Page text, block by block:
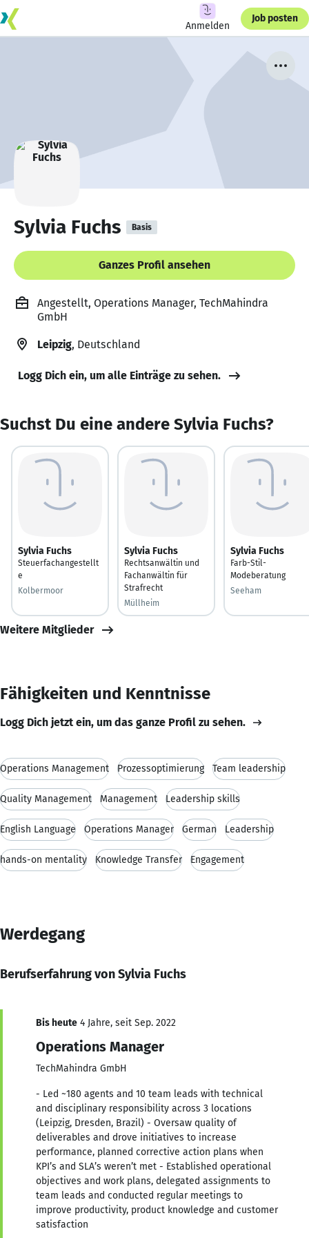
Anmelden
Job posten
Sylvia Fuchs Basis
Ganzes Profil ansehen
Angestellt, Operations Manager, TechMahindra
GmbH
Leipzig, Deutschland
Logg Dich ein, um alle Einträge zu sehen.
Suchst Du eine andere Sylvia Fuchs?
Sylvia Fuchs
Steuerfachangestellt
e
Kolbermoor
Sylvia Fuchs
Rechtsanwältin und
Fachanwältin für
Strafrecht
Müllheim
Sylvia Fuchs
Farb-Stil-
Modeberatung
Seeham
Weitere Mitglieder
Fähigkeiten und Kenntnisse
Logg Dich jetzt ein, um das ganze Profil zu sehen.
Operations Management Prozessoptimierung Team leadership
Quality Management Management Leadership skills
English Language Operations Manager German Leadership
hands-on mentality Knowledge Transfer Engagement
Werdegang
Berufserfahrung von Sylvia Fuchs
Bis heute 4 Jahre, seit Sep. 2022
Operations Manager
TechMahindra GmbH
- Led ~180 agents and 10 team leads with technical
and disciplinary responsibility across 3 locations
(Leipzig, Dresden, Brazil) - Oversaw quality of
deliverables and drove initiatives to increase
performance, planned corrective action plans when
KPI’s and SLA’s weren’t met - Established operational
objectives and work plans, delegated assignments to
team leads and conducted regular meetings to
improve productivity, product knowledge and customer
satisfaction